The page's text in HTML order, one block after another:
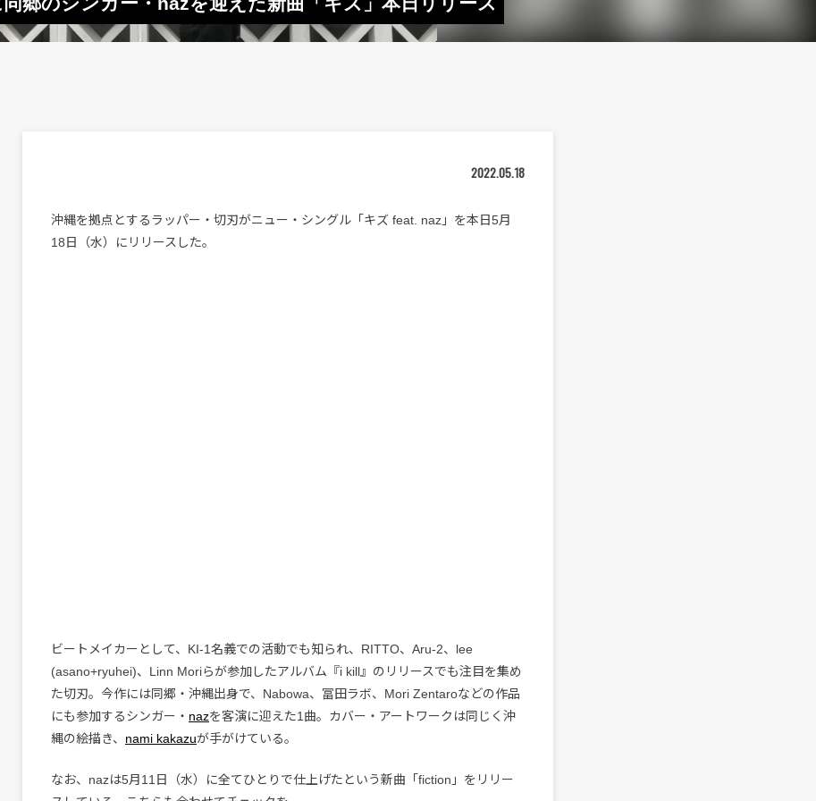
2022.05.18
沖縄を拠点とするラッパー・切刃がニュー・シングル「キズ feat. naz」を本日5月
18日（水）にリリースした。
ビートメイカーとして、KI-1名義での活動でも知られ、RITTO、Aru-2、lee
(asano+ryuhei)、Linn Moriらが参加したアルバム『i kill』のリリースでも注目を集め
た切刃。今作には同郷・沖縄出身で、Nabowa、冨田ラボ、Mori Zentaroなどの作品
にも参加するシンガー・ nazを客演に迎えた1曲。カバー・アートワークは同じく沖
縄の絵描き、 nami kakazuが手がけている。
なお、nazは5月11日（水）に全てひとりで仕上げたという新曲「fiction」をリリー